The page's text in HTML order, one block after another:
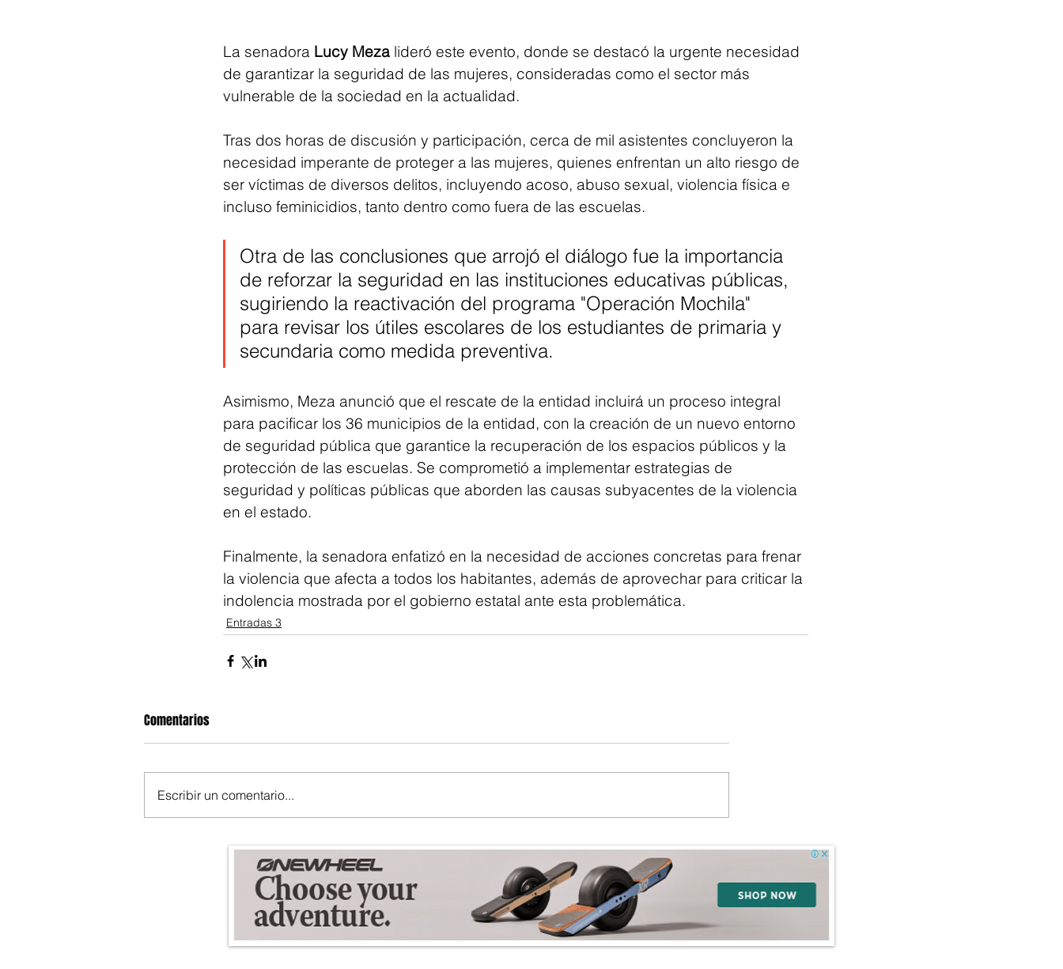
La senadora Lucy Meza lideró este evento, donde se destacó la urgente necesidad
de garantizar la seguridad de las mujeres, consideradas como el sector más
vulnerable de la sociedad en la actualidad.
Tras dos horas de discusión y participación, cerca de mil asistentes concluyeron la
necesidad imperante de proteger a las mujeres, quienes enfrentan un alto riesgo de
ser víctimas de diversos delitos, incluyendo acoso, abuso sexual, violencia física e
incluso feminicidios, tanto dentro como fuera de las escuelas.
Otra de las conclusiones que arrojó el diálogo fue la importancia
de reforzar la seguridad en las instituciones educativas públicas,
sugiriendo la reactivación del programa "Operación Mochila"
para revisar los útiles escolares de los estudiantes de primaria y
secundaria como medida preventiva.
Asimismo, Meza anunció que el rescate de la entidad incluirá un proceso integral
para pacificar los 36 municipios de la entidad, con la creación de un nuevo entorno
de seguridad pública que garantice la recuperación de los espacios públicos y la
protección de las escuelas. Se comprometió a implementar estrategias de
seguridad y políticas públicas que aborden las causas subyacentes de la violencia
en el estado.
Finalmente, la senadora enfatizó en la necesidad de acciones concretas para frenar
la violencia que afecta a todos los habitantes, además de aprovechar para criticar la
indolencia mostrada por el gobierno estatal ante esta problemática.
Entradas 3
Comentarios
Escribir un comentario...